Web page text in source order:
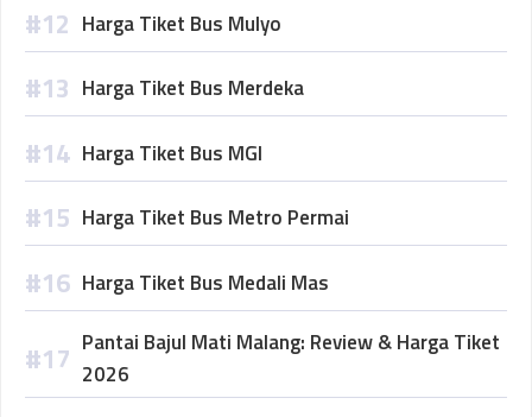
Harga Tiket Bus Mulyo
Harga Tiket Bus Merdeka
Harga Tiket Bus MGI
Harga Tiket Bus Metro Permai
Harga Tiket Bus Medali Mas
Pantai Bajul Mati Malang: Review & Harga Tiket
2026